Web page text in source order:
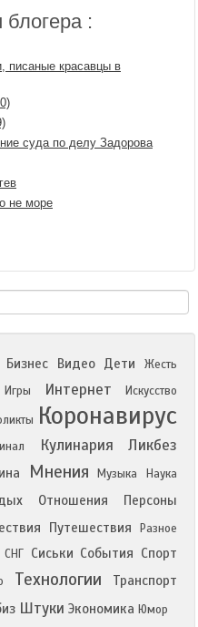
:
писаные красавцы в
суда по делу Задорова
не море
Бизнес Видео Дети
Жесть
Игры Интернет Искусство
Коронавирус
Кулинария Ликбез
Мнения Музыка Наука
Отношения Персоны
Путешествия
Разное
СНГ Сиськи События Спорт
Технологии Транспорт
Штуки Экономика Юмор